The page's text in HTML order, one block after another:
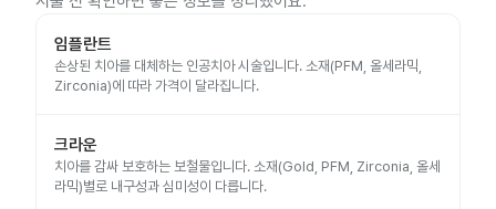
임플란트
손상된 치아를 대체하는 인공치아 시술입니다. 소재(PFM, 올세라믹,
Zirconia)에 따라 가격이 달라집니다.
크라운
치아를 감싸 보호하는 보철물입니다. 소재(Gold, PFM, Zirconia, 올세
라믹)별로 내구성과 심미성이 다릅니다.